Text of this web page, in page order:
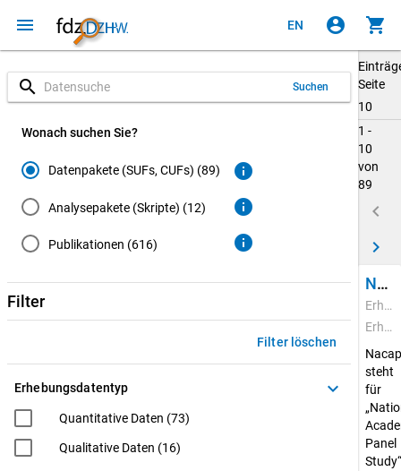
menu EN account_circle shopping_cart
search Suchen
Wonach suchen Sie?
Datenpakete (SUFs, CUFs) (89)
Analysepakete (Skripte) (12)
Publikationen (616)
info
info
info
Filter
Filter löschen
Erhebungsdatentyp keyboard_arrow_down
Quantitative Daten (73)
Qualitative Daten (16)
Seite
10
1 -
10
von
89
keyboard_arrow_left
keyboard_arrow_right
National Academics Panel Study (Nacaps) 2020
Erhebungszeitraum: 22.02.2021 - 20.04.2022
Erhebungsdatentyp: Quantitative Daten
steht
für
Panel
Study“